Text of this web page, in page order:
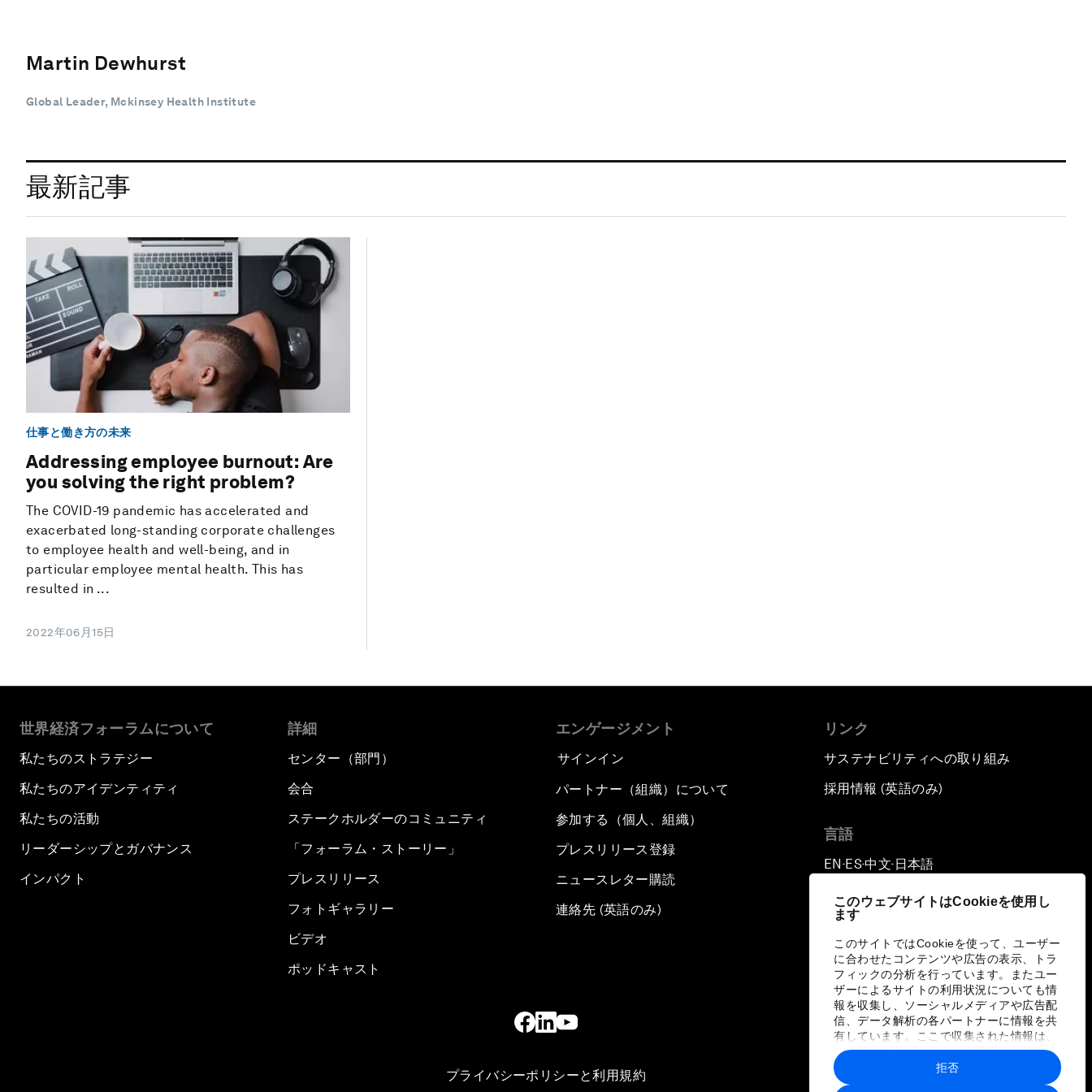
このウェブサイトはCookieを使用し
ます
このサイトではCookieを使って、ユーザー
に合わせたコンテンツや広告の表示、トラ
フィックの分析を行っています。またユー
ザーによるサイトの利用状況についても情
報を収集し、ソーシャルメディアや広告配
信、データ解析の各パートナーに情報を共
有しています。ここで収集された情報は、
ユーザーが各パートナーに提供した他の情
報や各パートナーのサービスを使用した際
に収集された情報と組み合わされ、各パー
拒否
Martin Dewhurst
Global Leader, Mckinsey Health Institute
最新記事
仕事と働き方の未来
Addressing employee burnout: Are
you solving the right problem?
The COVID-19 pandemic has accelerated and
exacerbated long-standing corporate challenges
to employee health and well-being, and in
particular employee mental health. This has
resulted in ...
2022年06月15日
世界経済フォーラムについて
私たちのストラテジー
私たちのアイデンティティ
私たちの活動
リーダーシップとガバナンス
インパクト
詳細
センター（部門）
会合
ステークホルダーのコミュニティ
「フォーラム・ストーリー」
プレスリリース
フォトギャラリー
ビデオ
ポッドキャスト
エンゲージメント
サインイン
パートナー（組織）について
参加する（個人、組織）
プレスリリース登録
ニュースレター購読
連絡先 (英語のみ)
リンク
サステナビリティへの取り組み
採用情報 (英語のみ)
言語
EN ▪ ES▪中文▪ 日本語
プライバシーポリシーと利用規約